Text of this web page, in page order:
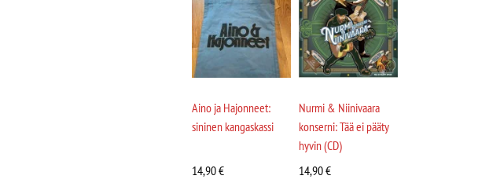
Aino ja Hajonneet:
sininen kangaskassi
14,90€
Nurmi & Niinivaara
konserni: Tää ei pääty
hyvin (CD)
14,90€